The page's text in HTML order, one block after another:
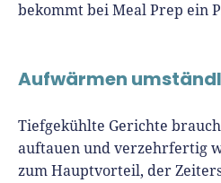
bekommt bei Meal Prep ein
Aufwärmen
Tiefgekühlte Gerichte
auftauen und verzehrfertig
zum Hauptvorteil, der